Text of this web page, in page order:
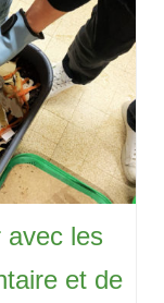
avec les
et de